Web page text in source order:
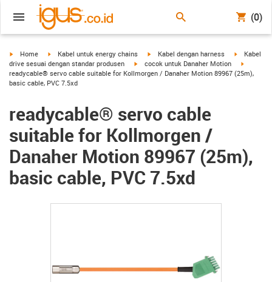
(0)
igus-icon-arrow-right
Home igus-icon-arrow-right
Kabel untuk energy chains igus-icon-arrow-right
Kabel dengan harness igus-icon-
Kabel
drive sesuai dengan standar produsen
igus-icon-arrow-right
cocok untuk Danaher Motion
readycable® servo cable suitable for Kollmorgen / Danaher Motion 89967 (25m),
basic cable, PVC 7.5xd
readycable® servo cable
suitable for Kollmorgen /
Danaher Motion 89967 (25m),
basic cable, PVC 7.5xd